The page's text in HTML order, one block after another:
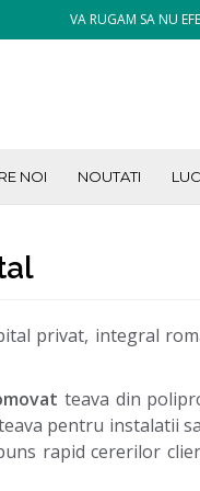
VA RUGAM SA NU
NOI NOUTATI
privat, integral
teava din
pentru instalatii
rapid cererilor